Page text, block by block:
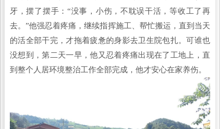
牙，摆了摆手：“没事，小伤，不耽误干活，等收工了再
去。”他强忍着疼痛，继续指挥施工、帮忙搬运，直到当天
的活全部干完，才拖着疲惫的身影去卫生院包扎。可谁也
没想到，第二天一早，他又忍着疼痛出现在了工地上，直
到整个人居环境整治工作全部完成，他才安心在家养伤。